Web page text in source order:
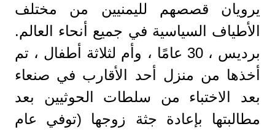
يرويان قصصهم لليمنيين من مختلف
الأطياف السياسية في جميع أنحاء العالم.
برديس ، 30 عامًا ، وأم لثلاثة أطفال ، تم
أخذها من منزل أحد الأقارب في صنعاء
بعد الاختباء من سلطات الحوثيين بعد
مطالبتها بإعادة جثة زوجها (توفي عام